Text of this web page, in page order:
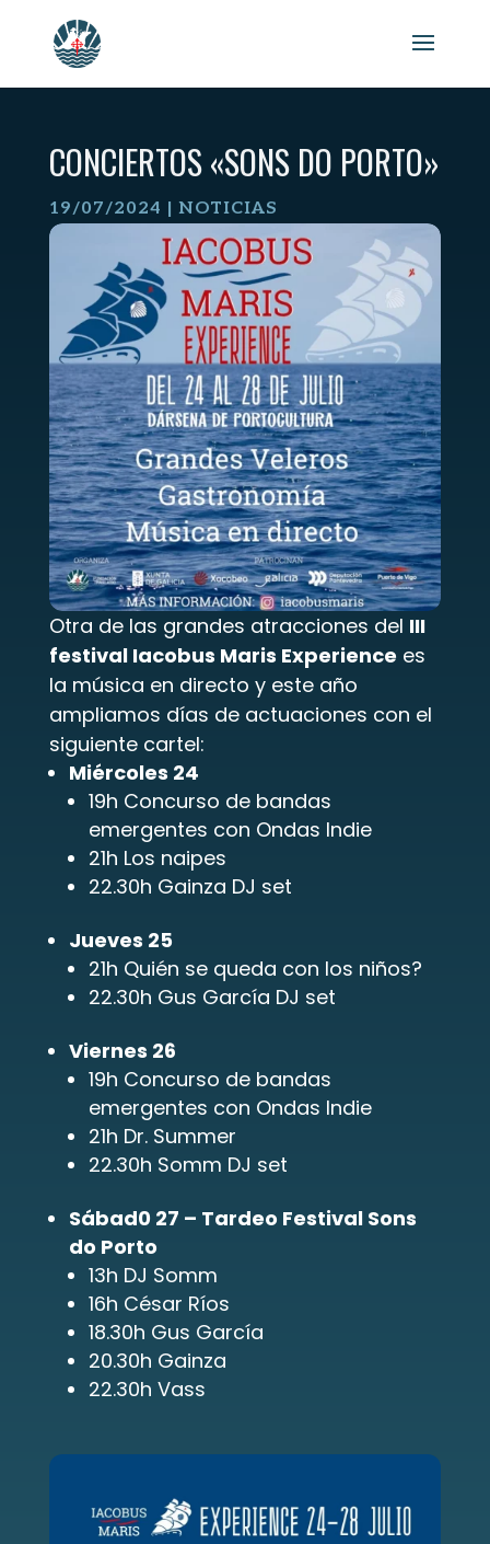
content
CONCIERTOS «SONS DO PORTO»
19/07/2024 | NOTICIAS
Otra de las grandes atracciones del III
festival Iacobus Maris Experience es
la música en directo y este año
ampliamos días de actuaciones con el
siguiente cartel:
Miércoles 24
19h Concurso de bandas
emergentes con Ondas Indie
21h Los naipes
22.30h Gainza DJ set
Jueves 25
21h Quién se queda con los niños?
22.30h Gus García DJ set
Viernes 26
19h Concurso de bandas
emergentes con Ondas Indie
21h Dr. Summer
22.30h Somm DJ set
Sábad0 27 – Tardeo Festival Sons
do Porto
13h DJ Somm
16h César Ríos
18.30h Gus García
20.30h Gainza
22.30h Vass